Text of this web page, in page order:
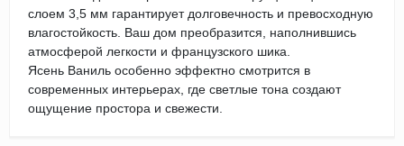
слоем 3,5 мм гарантирует долговечность и превосходную
влагостойкость. Ваш дом преобразится, наполнившись
атмосферой легкости и французского шика.
Ясень Ваниль особенно эффектно смотрится в
современных интерьерах, где светлые тона создают
ощущение простора и свежести.